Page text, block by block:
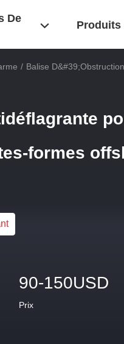
De
Produits
/ Balise
formes
90-150USD
Prix